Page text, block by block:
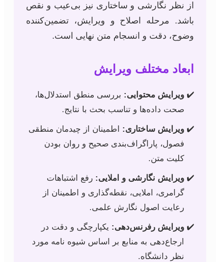
از نظر نگارشی و ساختاری نیز بی‌عیب و نقص
باشد. مرحله اصلاح و ویرایش، تضمین‌کننده
وضوح، دقت و انسجام متن نهایی است.
ابعاد مختلف ویرایش
ویرایش محتوایی: بررسی منطق استدلال‌ها،
صحت داده‌ها و تناسب بحث با نتایج.
ویرایش ساختاری: اطمینان از چیدمان منطقی
فصول، پاراگراف‌بندی صحیح و روان بودن
کلیت متن.
ویرایش نگارشی و املایی: رفع اشتباهات
گرامری، املایی، نقطه‌گذاری و اطمینان از
رعایت اصول نگارش علمی.
ویرایش رفرنس‌دهی: یکپارچگی و دقت در
ارجاع‌دهی به منابع بر اساس شیوه نامه مورد
نظر دانشگاه.